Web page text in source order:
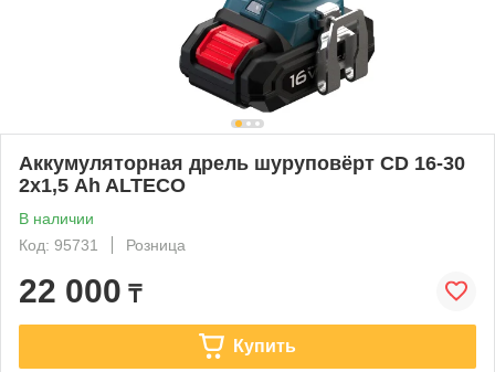
Аккумуляторная дрель шуруповёрт CD 16-30
2х1,5 Ah ALTECO
В наличии
Код: 95731
Розница
22 000 ₸
Купить